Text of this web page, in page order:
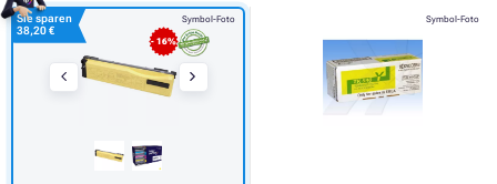
Symbol-Foto
Symbol-Foto
- 16%
Sie sparen
38,20 €